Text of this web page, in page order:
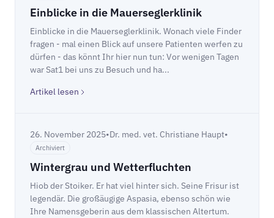
Einblicke in die Mauerseglerklinik
Einblicke in die Mauerseglerklinik. Wonach viele Finder
fragen - mal einen Blick auf unsere Patienten werfen zu
dürfen - das könnt Ihr hier nun tun: Vor wenigen Tagen
war Sat1 bei uns zu Besuch und ha...
Artikel lesen
26. November 2025•Dr. med. vet. Christiane Haupt•
Archiviert
Wintergrau und Wetterfluchten
Hiob der Stoiker. Er hat viel hinter sich. Seine Frisur ist
legendär. Die großäugige Aspasia, ebenso schön wie
Ihre Namensgeberin aus dem klassischen Altertum.